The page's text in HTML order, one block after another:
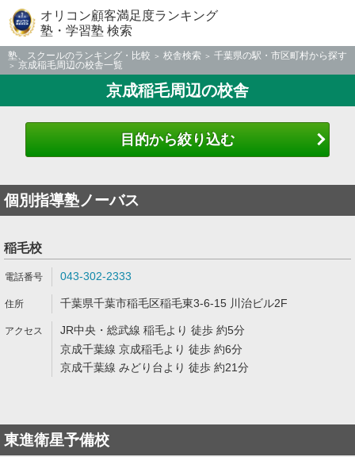
オリコン顧客満足度ランキング
塾・学習塾 検索
塾、スクールのランキング・比較 校舎検索
千葉県の駅・市区町村から探す
京成稲毛周辺の校舎一覧
京成稲毛周辺の校舎
目的から絞り込む
個別指導塾ノーバス
稲毛校
043-302-2333
千葉県千葉市稲毛区稲毛東3-6-15 川治ビル2F
JR中央・総武線 稲毛より 徒歩 約5分
京成千葉線 京成稲毛より 徒歩 約6分
京成千葉線 みどり台より 徒歩 約21分
東進衛星予備校